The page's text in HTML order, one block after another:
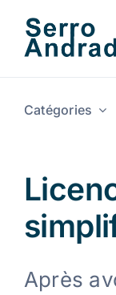
content
Catégories
Après